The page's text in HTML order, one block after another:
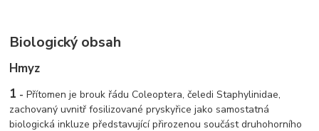
Biologický obsah
Hmyz
1 - Přítomen je brouk řádu Coleoptera, čeledi Staphylinidae,
zachovaný uvnitř fosilizované pryskyřice jako samostatná
biologická inkluze představující přirozenou součást druhohorního